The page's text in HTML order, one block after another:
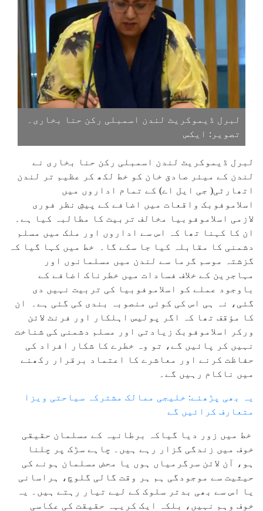
لبرل ڈیموکریٹ لندن اسمبلی رکن حنا بخاری۔
تصویر: ایکس
لبرل ڈیموکریٹ لندن اسمبلی رکن حنا بخاری نے
لندن کے میئر صادق خان کو خط لکھ کر عظیم تر لندن
اتھارٹی( جی ایل اے) کے تمام اداروں میں
اسلاموفوبک واقعات میں اضافے کے پیشِ نظر فوری
لازمی اسلاموفوبیا مخالف تربیت کا مطالبہ کیا ہے۔
ان کا کہنا تھا کہ اس سے اداروں اور ملک میں مسلم
دشمنی کا مقابلہ کیا جا سکے گا۔ خط میں کہا گیا کہ
گزشتہ موسم گرما سے لندن میں مسلمانوں اور
مہاجرین کے خلاف فسادات میں خطرناک اضافے کے
باوجود عملے کو اسلاموفوبیا کی تربیت نہیں دی
گئی، نہ ہی اس کی کوئی منصوبہ بندی کی گئی ہے۔ ان
کا مؤقف تھا کہ اگر پولیس اہلکار اور فرنٹ لائن
ورکر اسلاموفوبک زیادتی اور مسلم دشمنی کی شناخت
نہیں کر پائیں گے، تو وہ خطرے کا شکار افراد کی
حفاظت کرنے اور معاشرے کا اعتماد برقرار رکھنے
میں ناکام رہیں گے۔
یہ بھی پڑھئے: خلیجی ممالک مشترکہ سیاحتی ویزا
متعارف کرائیں گے
خط میں زور دیا گیاکہ برطانیہ کے مسلمان حقیقی
خوف میں زندگی گزار رہے ہیں۔ چاہے سڑک پر چلنا
ہو، آن لائن سرگرمیاں ہوں یا محض مسلمان ہونے کی
حیثیت سے موجودگی ہم ہر وقت گالی گلوچ، ہراسانی
یا اس سے بھی بدتر سلوک کے لیے تیار رہتے ہیں۔ یہ
خوف وہم نہیں، بلکہ ایک کریہہ حقیقت کی عکاسی